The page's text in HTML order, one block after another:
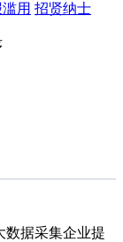
用 招贤纳士
数据采集企业提